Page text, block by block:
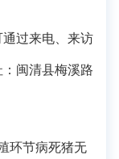
过来电、来访
闽清县梅溪路
环节病死猪无